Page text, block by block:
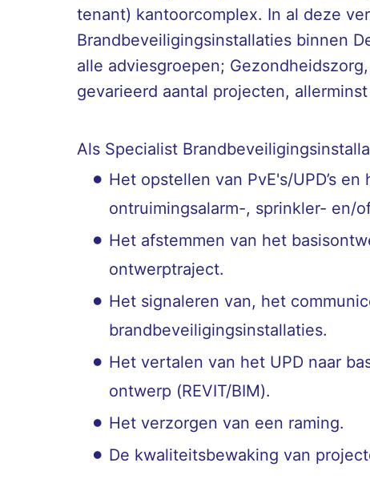
tenant) kantoorcomplex. In al deze
Brandbeveiligingsinstallaties binnen
alle adviesgroepen;
gevarieerd aantal projecten, allerminst
Als Specialist
Het opstellen van PvE's/UPD’s
ontruimingsalarm-, sprinkler- en/
Het afstemmen van het
ontwerptraject.
Het signaleren van, het
brandbeveiligingsinstallaties.
Het vertalen van het UPD naar
ontwerp (REVIT/BIM).
Het verzorgen van een raming.
De kwaliteitsbewaking van